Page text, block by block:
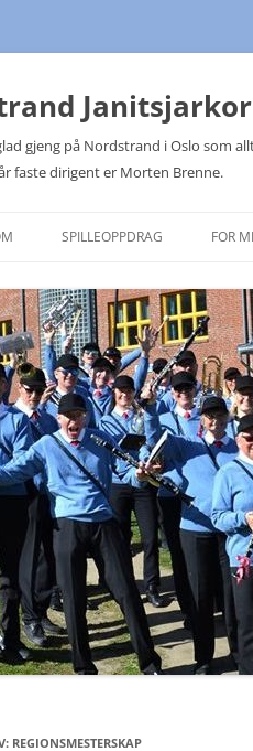
gjeng på Nordstrand i Oslo som
faste dirigent er Morten Brenne.
NJK PÅ TUR!
SPILLEOPPDRAG FOR
REGIONSMESTERSKAP